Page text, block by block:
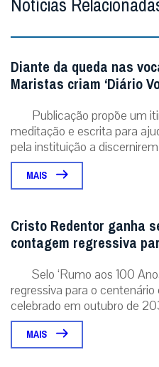
Não enviaremos nenhum e-mail
Enviar
Notícias Relacionadas
Diante da queda nas
Maristas criam ‘Diário
Publicação propõe um
meditação e escrita para
pela instituição a discernirem